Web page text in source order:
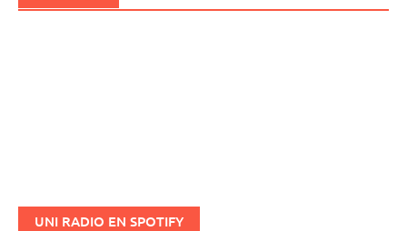
UNI RADIO EN SPOTIFY